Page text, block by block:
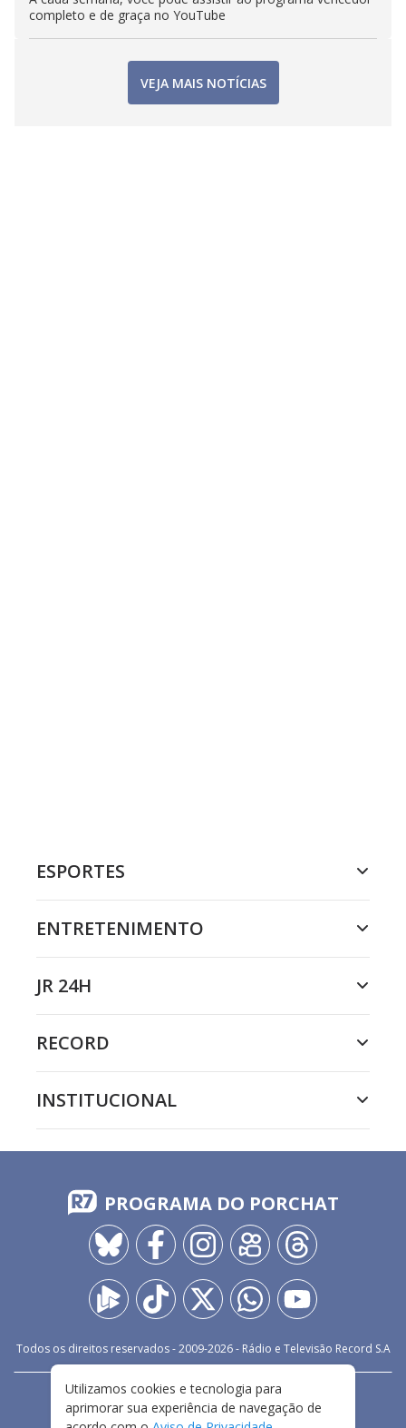
completo e de graça no YouTube
VEJA MAIS NOTÍCIAS
ESPORTES
ENTRETENIMENTO
JR 24H
RECORD
INSTITUCIONAL
PROGRAMA DO PORCHAT
Todos os direitos reservados - 2009-2026- Rádio e Televisão Record S.A
FALE CONOSCO
PRIVACIDADE
TERMOS E CONDIÇÕES DE USO
Utilizamos cookies e tecnologia para
aprimorar sua experiência de navegação de